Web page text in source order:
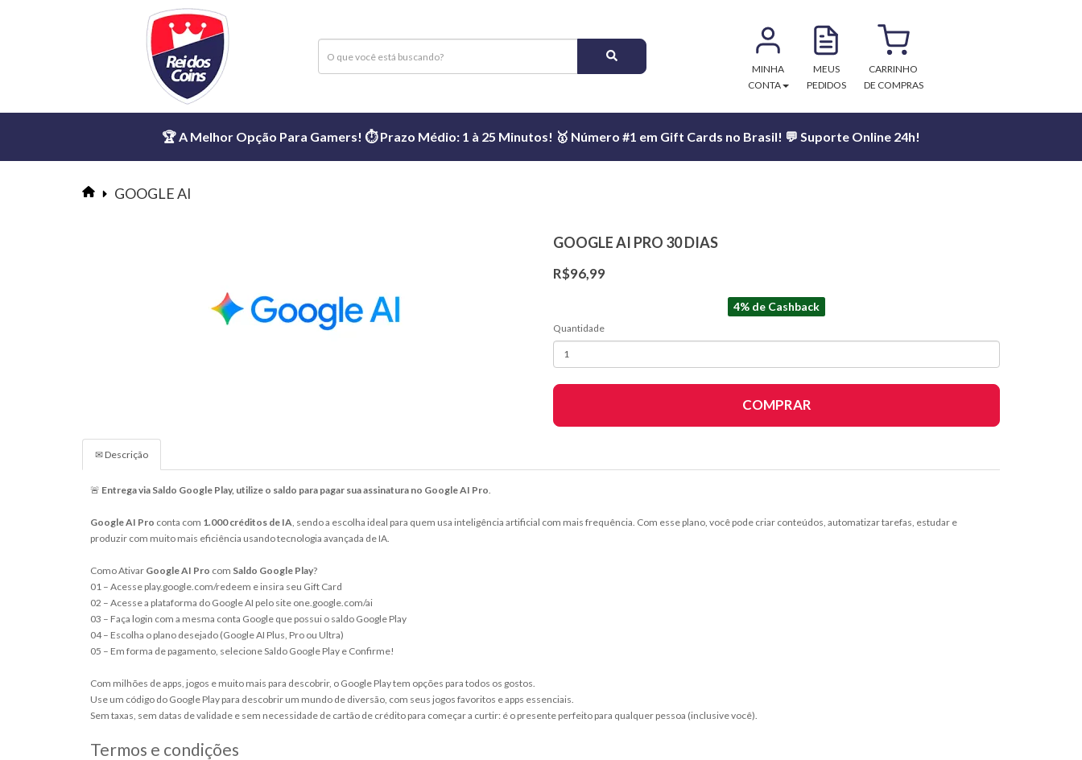
MINHA
CONTA
MEUS
PEDIDOS
CARRINHO
DE COMPRAS
🏆 A Melhor Opção Para Gamers! ⏱️ Prazo Médio: 1 à 25 Minutos! 🥇 Número #1 em Gift Cards no Brasil! 💬 Suporte Online 24h!
GOOGLE AI
GOOGLE AI PRO 30 DIAS
R$96,99
4% de Cashback
Quantidade
COMPRAR
✉ Descrição
🚨 Entrega via Saldo Google Play, utilize o saldo para pagar sua assinatura no Google AI Pro
Google AI Pro conta com 1.000 créditos de IA , sendo a escolha ideal para quem usa inteligência artificial com mais frequência. Com esse plano, você pode criar conteúdos, automatizar tarefas, estudar e
produzir com muito mais eficiência usando tecnologia avançada de IA.
Como Ativar Google AI Pro com Saldo Google Play?
01 – Acesse play.google.com/redeem e insira seu Gift Card
02 – Acesse a plataforma do Google AI pelo site one.google.com/ai
03 – Faça login com a mesma conta Google que possui o saldo Google Play
04 – Escolha o plano desejado (Google AI Plus, Pro ou Ultra)
05 – Em forma de pagamento, selecione Saldo Google Play e Confirme!
Com milhões de apps, jogos e muito mais para descobrir, o Google Play tem opções para todos os gostos.
Use um código do Google Play para descobrir um mundo de diversão, com seus jogos favoritos e apps essenciais.
Sem taxas, sem datas de validade e sem necessidade de cartão de crédito para começar a curtir: é o presente perfeito para qualquer pessoa (inclusive você).
Termos e condições